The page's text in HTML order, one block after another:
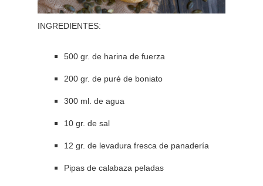
INGREDIENTES:
500 gr. de harina de fuerza
200 gr. de puré de boniato
300 ml. de agua
10 gr. de sal
12 gr. de levadura fresca de panadería
Pipas de calabaza peladas